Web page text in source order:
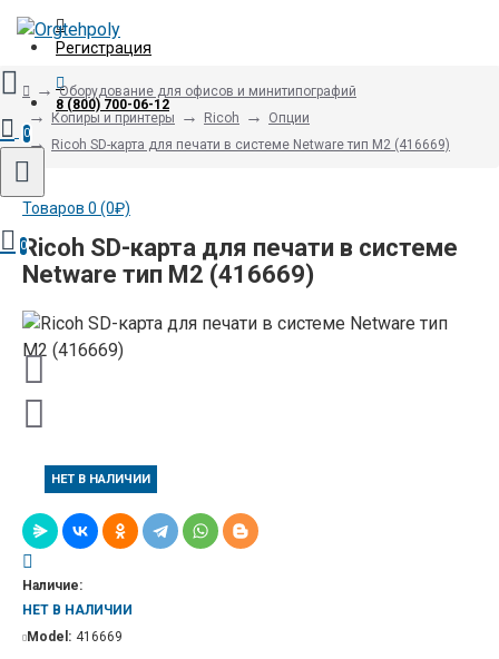
Регистрация
8 (800) 700-06-12
0
Товаров 0 (0₽)
0
Оборудование для офисов и минитипографий
Копиры и принтеры
Ricoh
Опции
Ricoh SD-карта для печати в системе Netware тип M2 (416669)
Ricoh SD-карта для печати в системе
Netware тип M2 (416669)
НЕТ В НАЛИЧИИ
Наличие:
НЕТ В НАЛИЧИИ
Model: 416669